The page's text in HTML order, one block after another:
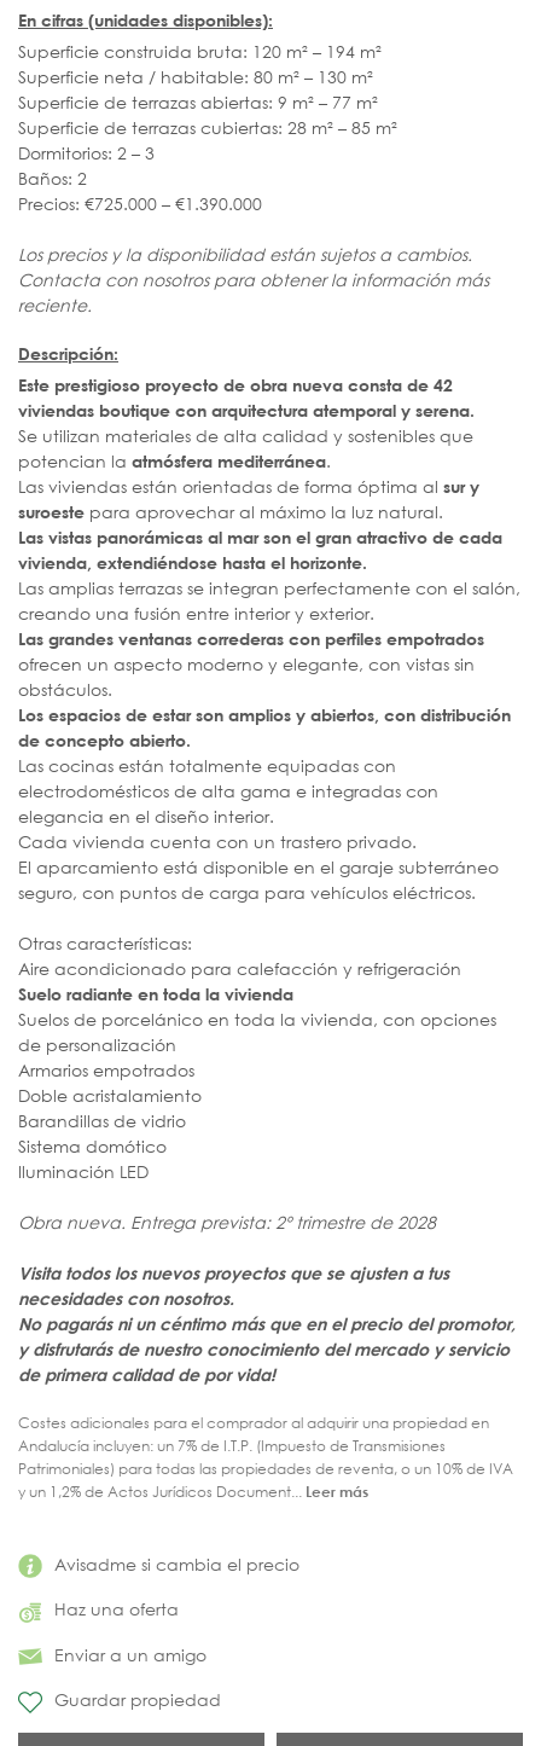
Avisadme si cambia el precio
Haz una oferta
Enviar a un amigo
Guardar propiedad
En cifras (unidades disponibles):
Superficie construida bruta: 120 m² – 194 m²
Superficie neta / habitable: 80 m² – 130 m²
Superficie de terrazas abiertas: 9 m² – 77 m²
Superficie de terrazas cubiertas: 28 m² – 85 m²
Dormitorios: 2 – 3
Baños: 2
Precios: €725.000 – €1.390.000
Los precios y la disponibilidad están sujetos a cambios.
Contacta con nosotros para obtener la información más
reciente.
Descripción:
Este prestigioso proyecto de obra nueva consta de 42
viviendas boutique con arquitectura atemporal y serena.
Se utilizan materiales de alta calidad y sostenibles que
potencian la atmósfera mediterránea.
Las viviendas están orientadas de forma óptima al sur y
suroeste para aprovechar al máximo la luz natural.
Las vistas panorámicas al mar son el gran atractivo de cada
vivienda, extendiéndose hasta el horizonte.
Las amplias terrazas se integran perfectamente con el salón,
creando una fusión entre interior y exterior.
Las grandes ventanas correderas con perfiles empotrados
ofrecen un aspecto moderno y elegante, con vistas sin
obstáculos.
Los espacios de estar son amplios y abiertos, con distribución
de concepto abierto.
Las cocinas están totalmente equipadas con
electrodomésticos de alta gama e integradas con
elegancia en el diseño interior.
Cada vivienda cuenta con un trastero privado.
El aparcamiento está disponible en el garaje subterráneo
seguro, con puntos de carga para vehículos eléctricos.
Otras características:
Aire acondicionado para calefacción y refrigeración
Suelo radiante en toda la vivienda
Suelos de porcelánico en toda la vivienda, con opciones
de personalización
Armarios empotrados
Doble acristalamiento
Barandillas de vidrio
Sistema domótico
Iluminación LED
Obra nueva. Entrega prevista: 2º trimestre de 2028
Visita todos los nuevos proyectos que se ajusten a tus
necesidades con nosotros.
No pagarás ni un céntimo más que en el precio del promotor,
y disfrutarás de nuestro conocimiento del mercado y servicio
de primera calidad de por vida!
Costes adicionales para el comprador al adquirir una propiedad en
Andalucía incluyen: un 7% de I.T.P. (Impuesto de Transmisiones
Patrimoniales) para todas las propiedades de reventa, o un 10% de IVA
y un 1,2% de Actos Jurídicos Document... Leer más